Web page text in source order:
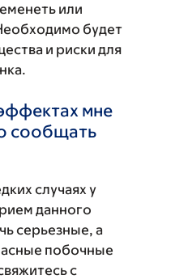
или
будет
и риски для
мне
сообщать
случаях у
данного
серьезные, а
побочные
с